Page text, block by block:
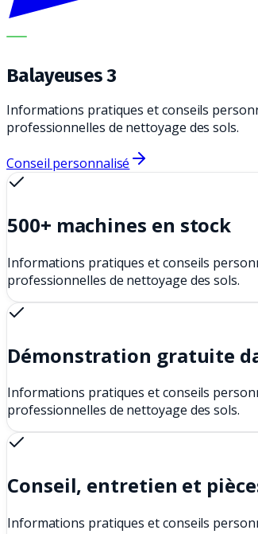
METECH
Balayeuses 3
Informations pratiques et conseils
professionnelles de nettoyage des sols.
Conseil personnalisé
500+ machines en stock
Informations pratiques et conseils
professionnelles de nettoyage des sols.
Démonstration gratuite
Informations pratiques et conseils
professionnelles de nettoyage des sols.
Conseil, entretien et
Informations pratiques et conseils